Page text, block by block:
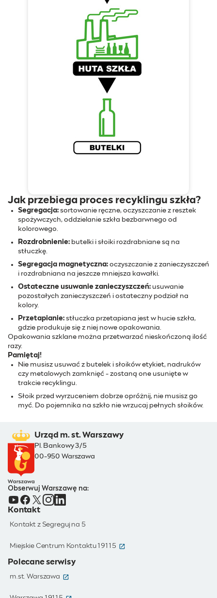
Jak przebiega proces recyklingu szkła?
Segregacja: sortowanie ręczne, oczyszczanie z resztek
spożywczych, oddzielanie szkła bezbarwnego od
kolorowego.
Rozdrobnienie: butelki i słoiki rozdrabniane są na
stłuczkę.
Segregacja magnetyczna: oczyszczanie z zanieczyszczeń
i rozdrabniana na jeszcze mniejsza kawałki.
Ostateczne usuwanie zanieczyszczeń: usuwanie
pozostałych zanieczyszczeń i ostateczny podział na
kolory.
Przetapianie: stłuczka przetapiana jest w hucie szkła,
gdzie produkuje się z niej nowe opakowania.
Opakowania szklane można przetwarzać nieskończoną ilość
razy.
Pamiętaj!
Nie musisz usuwać z butelek i słoików etykiet, nadruków
czy metalowych zamknięć - zostaną one usunięte w
trakcie recyklingu.
Słoik przed wyrzuceniem dobrze opróżnij, nie musisz go
myć. Do pojemnika na szkło nie wrzucaj pełnych słoików.
Urząd m. st. Warszawy
Pl. Bankowy 3/5
00-950 Warszawa
Obserwuj Warszawę na:
Kontakt
Kontakt z Segreguj na 5
Miejskie Centrum Kontaktu 19115 (otwiera się w nowym oknie)
Polecane serwisy
m.st. Warszawa (otwiera się w nowym oknie)